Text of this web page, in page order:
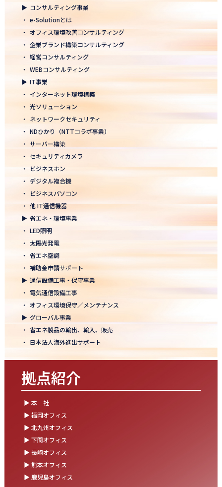
2026.01.26
知覧幹部研修に行って参りました
2026年 新年のご挨拶
2025.12.26
一年の感謝を込めて、大掃除を行いました！ ～年末のご挨拶～
2025.12.12
年末年始休業のお知らせ
2025年度上期「NTT-WEST 1000×CLUB」認定式にて表彰
2025.11.06
「心を高め、経営を伸ばす」NDグループが「稲盛フィロソフィー
世界大会」に参画
モノづくりフェア2025にて講演登壇！LED照明の未来を語る
2025.10.17
結束を深めた2日間！創立50年目の方針発表会を開催！
2025.10.07
【日本電通グループ内定式開催】2026年度卒 新卒10期生が本社に
集まりました！
2025.09.11
松山オフィスお引っ越し！快適空間にアップグレード✨
湯布院保養所をリノベーションし、9月オープン！～社員とご家族
の「心と体のリフレッシュ拠点」に～
松山オフィス 事務所移転のお知らせ
2025.08.05
業務効率が劇的に進化！商品ビリンググループにRPAを導入しまし
▶ コンサルティング事業
・ e-Solutionとは
・ オフィス環境改善コンサルティング
・ 企業ブランド構築コンサルティング
・ 経営コンサルティング
・ WEBコンサルティング
▶ IT事業
・ インターネット環境構築
・ 光ソリューション
・ ネットワークセキュリティ
・ NDひかり（NTTコラボ事業）
・ サーバー構築
・ セキュリティカメラ
・
ビジネスホン
・ デジタル複合機
・
ビジネスパソコン
・ 他 IT通信機器
▶ 省エネ・環境事業
・ LED照明
・ 太陽光発電
・ 省エネ空調
・ 補助金申請サポート
▶ 通信設備工事・保守事業
・ 電気通信設備工事
・ オフィス環境保守／メンテナンス
▶ グローバル事業
・ 省エネ製品の輸出、輸入、販売
・ 日本法人海外進出サポート
拠点紹介
▶ 本 社
▶ 福岡オフィス
▶ 北九州オフィス
▶ 下関オフィス
▶ 長崎オフィス
▶ 熊本オフィス
▶ 鹿児島オフィス